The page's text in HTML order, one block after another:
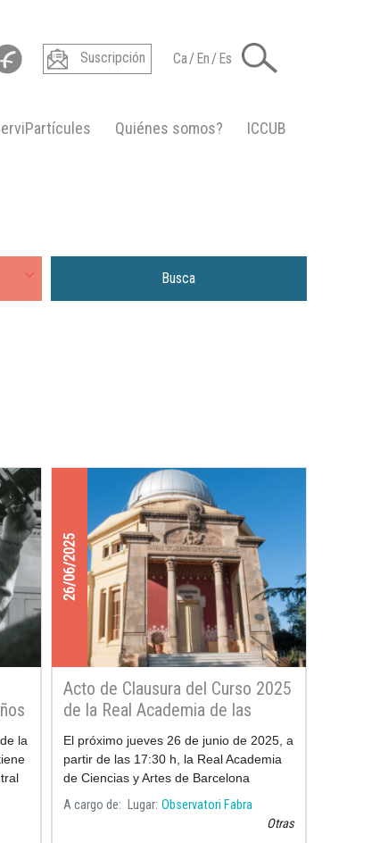
Suscripción Ca/En/Es
Quiénes somos?
ICCUB
la
i
26/06/2025
Acto de Clausura del Curso 2025
de la Real Academia de las
Ciencias y las Artes de Barcelona
El próximo jueves 26 de junio de 2025, a
partir de las 17:30 h, la Real Academia
de Ciencias y Artes de Barcelona
(RACAB) celebrará el acto de clausura
del curso académico 2025-2025.
A cargo de Lugar Observatori Fabra
Otras